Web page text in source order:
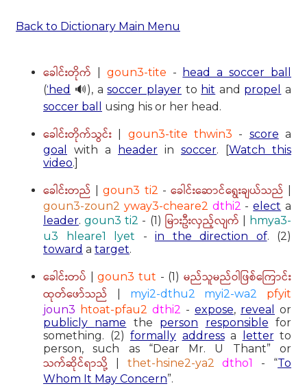
Back to Dictionary Main Menu
ခေါင်းတိုက် goun3-tite -
head a soccer ball
(ˈhed 🔊), asoccer player to hit and propel
a
soccer ball
using his or her head.
ခေါင်းတိုက်သွင်း goun3-tite thwin3 - score a
goal
with a header in soccer. [Watch this
video.]
ခေါင်းတည် |goun3 ti2 - ခေါင်းဆောင်ရွေးချယ်သည်
goun3-zoun2 yway3-cheare2 dthi2 -elect a
leader.goun3 ti2 - (1) မြားဦးလှည့်လျက်
hmya3-
u3 hleare1 lyet - in the direction of. (2)
toward a target.
ခေါင်းတပ် |goun3 tut - (1)မည်သူမည်ဝါဖြစ်ကြောင်း
ထုတ်ဖော်သည်
myi2-dthu2 myi2-wa2
pfyit
joun3 htoat-pfau2 dthi2 - expose, reveal
or
publicly name the person responsible for
something. (2) formally addressa letterto
person, such as “Dear Mr. U Thant” or
သက်ဆိုင်ရာသို့ thet-hsine2-ya2 dtho1 - “To
Whom It May Concern”.